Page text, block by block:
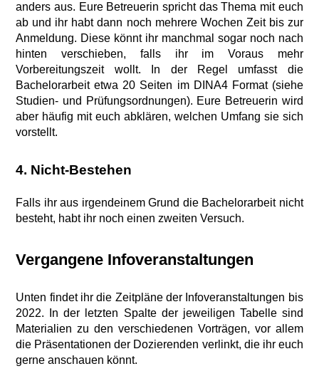
anders aus. Eure Betreuerin spricht das Thema mit euch
ab und ihr habt dann noch mehrere Wochen Zeit bis zur
Anmeldung. Diese könnt ihr manchmal sogar noch nach
hinten verschieben, falls ihr im Voraus mehr
Vorbereitungszeit wollt. In der Regel umfasst die
Bachelorarbeit etwa 20 Seiten im DINA4 Format (siehe
Studien- und Prüfungsordnungen). Eure Betreuerin wird
aber häufig mit euch abklären, welchen Umfang sie sich
vorstellt.
4. Nicht-Bestehen
Falls ihr aus irgendeinem Grund die Bachelorarbeit nicht
besteht, habt ihr noch einen zweiten Versuch.
Vergangene Infoveranstaltungen
Unten findet ihr die Zeitpläne der Infoveranstaltungen bis
2022. In der letzten Spalte der jeweiligen Tabelle sind
Materialien zu den verschiedenen Vorträgen, vor allem
die Präsentationen der Dozierenden verlinkt, die ihr euch
gerne anschauen könnt.